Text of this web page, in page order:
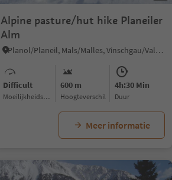
Alpine pasture/hut hike Planeiler
Alm
Planol/Planeil, Mals/Malles, Vinschgau/Val Venosta
Difficult
Moeilijkheidsgraad
600 m
Hoogteverschil
4h:30 Min
Duur
Meer informatie